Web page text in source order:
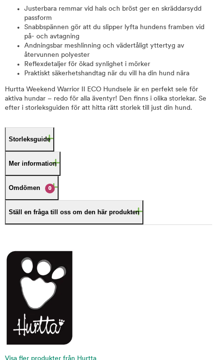
Justerbara remmar vid hals och bröst ger en skräddarsydd
passform
Snabbspännen gör att du slipper lyfta hundens framben vid
på- och avtagning
Andningsbar meshlinning och vädertåligt yttertyg av
återvunnen polyester
Reflexdetaljer för ökad synlighet i mörker
Praktiskt säkerhetshandtag när du vill ha din hund nära
Hurtta Weekend Warrior II ECO Hundsele är en perfekt sele för
aktiva hundar – redo för alla äventyr! Den finns i olika storlekar. Se
efter i storleksguiden för att hitta rätt storlek till just din hund.
Storleksguide
Mer information
Omdömen 0
Ställ en fråga till oss om den här produkten